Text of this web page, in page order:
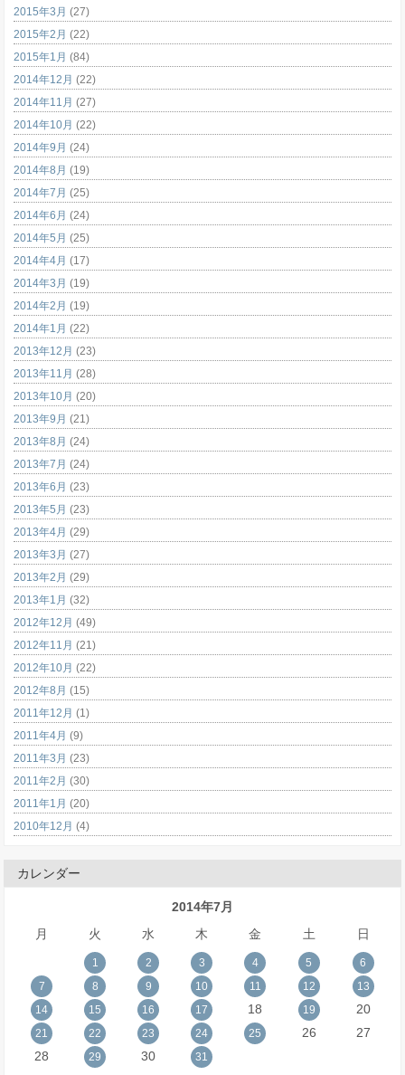
2015年3月 (27)
2015年2月 (22)
2015年1月 (84)
2014年12月 (22)
2014年11月 (27)
2014年10月 (22)
2014年9月 (24)
2014年8月 (19)
2014年7月 (25)
2014年6月 (24)
2014年5月 (25)
2014年4月 (17)
2014年3月 (19)
2014年2月 (19)
2014年1月 (22)
2013年12月 (23)
2013年11月 (28)
2013年10月 (20)
2013年9月 (21)
2013年8月 (24)
2013年7月 (24)
2013年6月 (23)
2013年5月 (23)
2013年4月 (29)
2013年3月 (27)
2013年2月 (29)
2013年1月 (32)
2012年12月 (49)
2012年11月 (21)
2012年10月 (22)
2012年8月 (15)
2011年12月 (1)
2011年4月 (9)
2011年3月 (23)
2011年2月 (30)
2011年1月 (20)
2010年12月 (4)
カレンダー
2014年7月
月
火 水 木 金 土 日
1 2 3 4 5
6
7
8 9 10 11 12
13
14
15 16 17 18 19 20
21 22 23 24 25 26
27
28
29 30 31